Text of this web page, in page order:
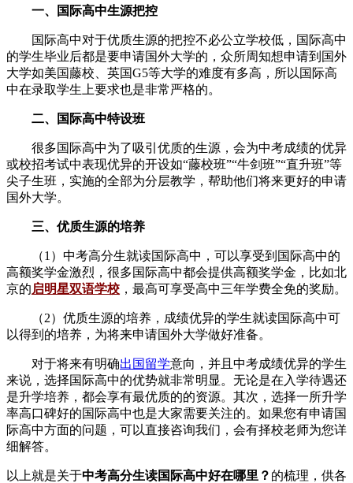
一、国际高中生源把控
国际高中对于优质生源的把控不必公立学校低，国际高中
的学生毕业后都是要申请国外大学的，众所周知想申请到国外
大学如美国藤校、英国G5等大学的难度有多高，所以国际高
中在录取学生上要求也是非常严格的。
二、国际高中特设班
很多国际高中为了吸引优质的生源，会为中考成绩的优异
或校招考试中表现优异的开设如“藤校班”“牛剑班”“直升班”等
尖子生班，实施的全部为分层教学，帮助他们将来更好的申请
国外大学。
三、优质生源的培养
（1）中考高分生就读国际高中，可以享受到国际高中的
高额奖学金激烈，很多国际高中都会提供高额奖学金，比如北
京的启明星双语学校 ，最高可享受高中三年学费全免的奖励。
（2）优质生源的培养，成绩优异的学生就读国际高中可
以得到的培养，为将来申请国外大学做好准备。
对于将来有明确出国留学意向，并且中考成绩优异的学生
来说，选择国际高中的优势就非常明显。无论是在入学待遇还
是升学培养，都会享有最优质的的资源。其次，选择一所升学
率高口碑好的国际高中也是大家需要关注的。如果您有申请国
际高中方面的问题，可以直接咨询我们，会有择校老师为您详
细解答。
以上就是关于中考高分生读国际高中好在哪里？ 的梳理，供各